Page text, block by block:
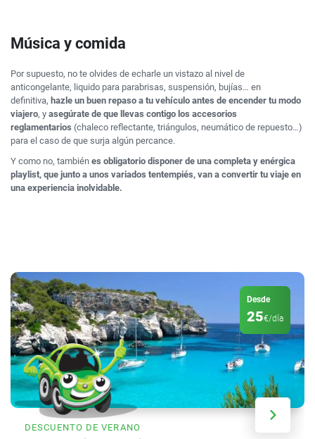
Música y comida
Por supuesto, no te olvides de echarle un vistazo al nivel de
anticongelante, liquido para parabrisas, suspensión, bujías… en
definitiva, hazle un buen repaso a tu vehículo antes de encender tu modo
viajero, y asegúrate de que llevas contigo los accesorios
reglamentarios (chaleco reflectante, triángulos, neumático de repuesto…)
para el caso de que surja algún percance.
Y como no, también es obligatorio disponer de una completa y enérgica
playlist, que junto a unos variados tentempiés, van a convertir tu viaje en
una experiencia inolvidable.
Desde
25€/día
DESCUENTO DE VERANO